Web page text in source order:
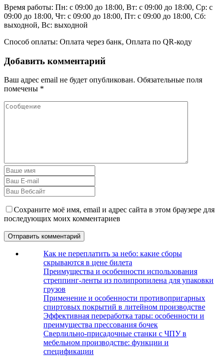
Время работы: Пн: с 09:00 до 18:00, Вт: с 09:00 до 18:00, Ср: с
09:00 до 18:00, Чт: с 09:00 до 18:00, Пт: с 09:00 до 18:00, Сб:
выходной, Вс: выходной
Способ оплаты: Оплата через банк, Оплата по QR-коду
Добавить комментарий
Ваш адрес email не будет опубликован. Обязательные поля
помечены *
Сохраните моё имя, email и адрес сайта в этом браузере для
последующих моих комментариев
Как не переплатить за небо: какие сборы
скрываются в цене билета
Преимущества и особенности использования
стреппинг-ленты из полипропилена для упаковки
грузов
Применение и особенности противопригарных
спиртовых покрытий в литейном производстве
Эффективная переработка тары: особенности и
преимущества прессования бочек
Сверлильно-присадочные станки с ЧПУ в
мебельном производстве: функции и
спецификации